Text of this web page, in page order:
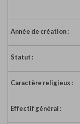
Année de création :
Statut :
Caractère religieux :
Effectif général :